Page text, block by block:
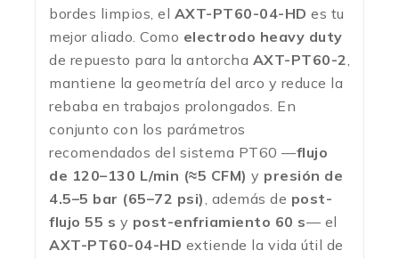
bordes limpios, el AXT-PT60-04-HD es tu
mejor aliado. Como electrodo heavy duty
de repuesto para la antorcha AXT-PT60-2
mantiene la geometría del arco y reduce la
rebaba en trabajos prolongados. En
conjunto con los parámetros
recomendados del sistema PT60 —flujo
de 120–130 L/min (≈5 CFM) y presión de
4.5–5 bar (65–72 psi) , además de post-
flujo 55 s y post-enfriamiento 60 s— el
AXT-PT60-04-HD extiende la vida útil de